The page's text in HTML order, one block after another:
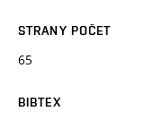
STRANY POČET
65
BIBTEX